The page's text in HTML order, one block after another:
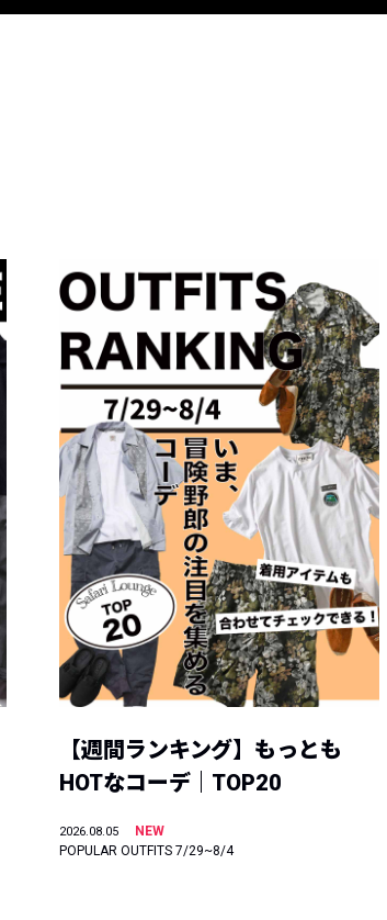
【週間ランキング】もっとも
HOTなコーデ｜TOP20
2026.08.05
NEW
POPULAR OUTFITS 7/29~8/4